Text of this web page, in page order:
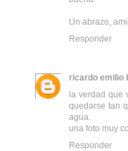
Un abrazo,
Responder
ricardo emilio
la verdad que
quedarse tan
agua.
una foto muy
Responder